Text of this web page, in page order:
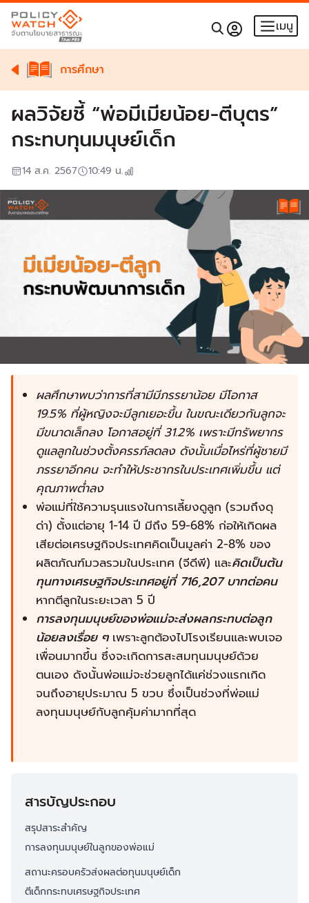
เมนู
การศึกษา
ผลวิจัยชี้ “พ่อมีเมียน้อย-ตีบุตร”
กระทบทุนมนุษย์เด็ก
14 ส.ค. 2567 10:49 น.
ผลศึกษาพบว่าการที่สามีมีภรรยาน้อย มีโอกาส
19.5% ที่ผู้หญิงจะมีลูกเยอะขึ้น ในขณะเดียวกันลูกจะ
มีขนาดเล็กลง โอกาสอยู่ที่ 31.2% เพราะมีทรัพยากร
ดูแลลูกในช่วงตั้งครรภ์ลดลง ดังนั้นเมื่อไหร่ที่ผู้ชายมี
ภรรยาอีกคน จะทำให้ประชากรในประเทศเพิ่มขึ้น แต่
คุณภาพต่ำลง
พ่อแม่ที่ใช้ความรุนแรงในการเลี้ยงดูลูก (รวมถึงดุ
ด่า) ตั้งแต่อายุ 1-14 ปี มีถึง 59-68% ก่อให้เกิดผล
เสียต่อเศรษฐกิจประเทศคิดเป็นมูลค่า 2-8% ของ
ผลิตภัณฑ์มวลรวมในประเทศ (จีดีพี) และคิดเป็นต้น
ทุนทางเศรษฐกิจประเทศอยู่ที่ 716,207 บาทต่อคน
หากตีลูกในระยะเวลา 5 ปี
การลงทุนมนุษย์ของพ่อแม่จะส่งผลกระทบต่อลูก
น้อยลงเรื่อย ๆเพราะลูกต้องไปโรงเรียนและพบเจอ
เพื่อนมากขึ้น ซึ่งจะเกิดการสะสมทุนมนุษย์ด้วย
ตนเอง ดังนั้นพ่อแม่จะช่วยลูกได้แค่ช่วงแรกเกิด
จนถึงอายุประมาณ 5 ขวบ ซึ่งเป็นช่วงที่พ่อแม่
ลงทุนมนุษย์กับลูกคุ้มค่ามากที่สุด
สารบัญประกอบ
สรุปสาระสำคัญ
การลงทุนมนุษย์ในลูกของพ่อแม่
สถานะครอบครัวส่งผลต่อทุนมนุษย์เด็ก
ตีเด็กกระทบเศรษฐกิจประเทศ